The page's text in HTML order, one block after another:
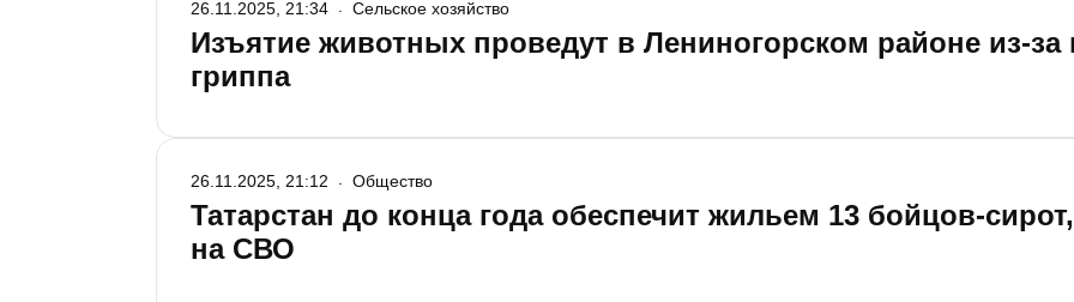
Изъятие животных проведут в Лениногорском районе из-
гриппа
26.11.2025, 21:34 Сельское хозяйство
Татарстан до конца года обеспечит жильем 13 бойцов-
на СВО
26.11.2025, 21:12 Общество